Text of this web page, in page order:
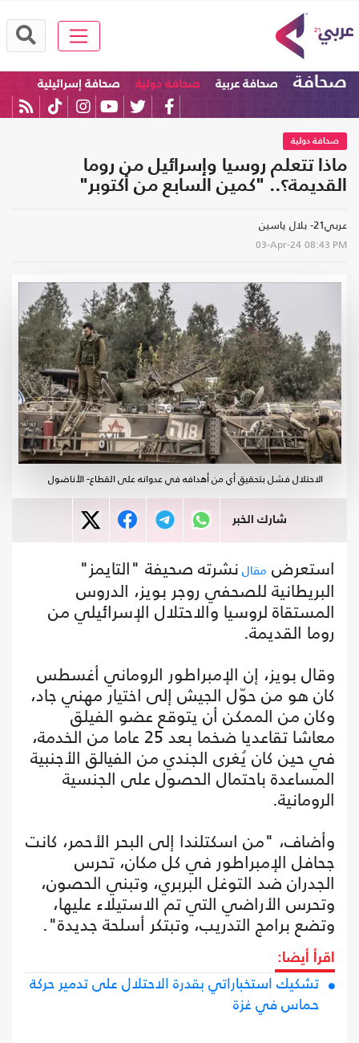
صحافة صحافة عربية صحافة دولية صحافة إسرائيلية
صحافة دولية
ماذا تتعلم روسيا وإسرائيل من روما
القديمة؟.. "كمين السابع من أكتوبر"
عربي21- بلال ياسين
03-Apr-24 08:43 PM
الاحتلال فشل بتحقيق أي من أهدافه في عدوانه على القطاع- الأناضول
شارك الخبر
استعرض مقال نشرته صحيفة "التايمز"
البريطانية للصحفي روجر بويز، الدروس
المستقاة لروسيا والاحتلال الإسرائيلي من
روما القديمة.
وقال بويز، إن الإمبراطور الروماني أغسطس
كان هو من حوّل الجيش إلى اختيار مهني جاد،
وكان من الممكن أن يتوقع عضو الفيلق
معاشا تقاعديا ضخما بعد 25 عاما من الخدمة،
في حين كان يُغرى الجندي من الفيالق الأجنبية
المساعدة باحتمال الحصول على الجنسية
الرومانية.
وأضاف، "من اسكتلندا إلى البحر الأحمر، كانت
جحافل الإمبراطور في كل مكان، تحرس
الجدران ضد التوغل البربري، وتبني الحصون،
وتحرس الأراضي التي تم الاستيلاء عليها،
وتضع برامج التدريب، وتبتكر أسلحة جديدة".
اقرأ أيضا:
تشكيك استخباراتي بقدرة الاحتلال على تدمير حركة
حماس في غزة